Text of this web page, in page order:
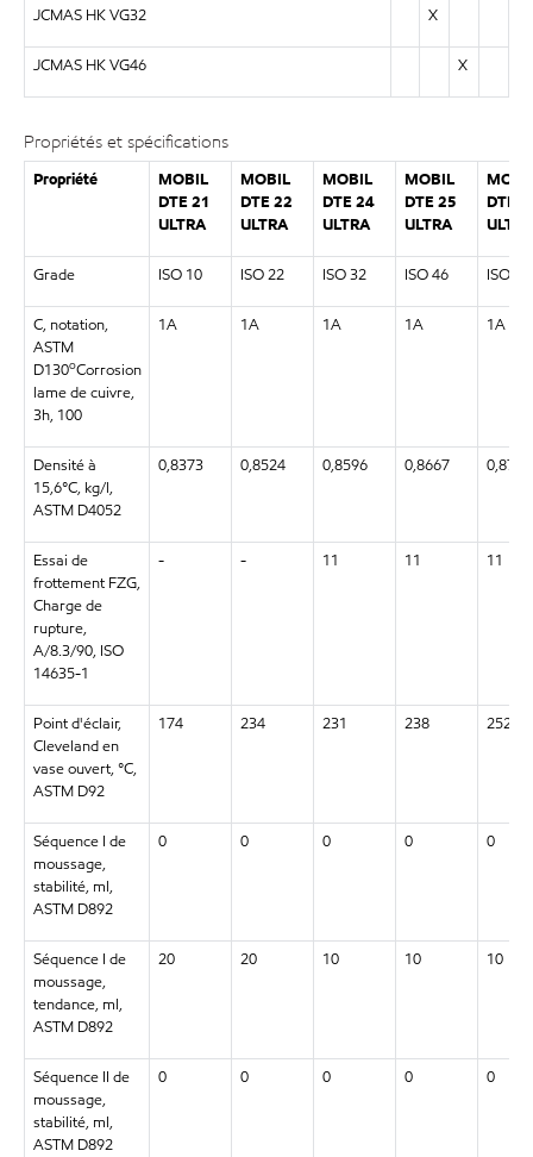
JCMAS HK VG32 X
JCMAS HK VG46 X
Propriétés et spécifications
Propriété
MOBIL
DTE 21
ULTRA
MOBIL
DTE 22
ULTRA
MOBIL
DTE 24
ULTRA
MOBIL
DTE 25
ULTRA
DTE
ULTRA
Grade ISO 10 ISO 22 ISO 32 ISO 46 ISO 68
C, notation,
ASTM
D130oCorrosion
lame de cuivre,
3h, 100
1A 1A 1A 1A 1A
Densité à
15,6°C, kg/l,
ASTM D4052
0,8373 0,8524 0,8596 0,8667 0,8743
Essai de
frottement FZG,
Charge de
rupture,
A/8.3/90, ISO
14635-1
- - 11 11 11
Point d'éclair,
Cleveland en
vase ouvert, °C,
ASTM D92
174 234 231 238 252
Séquence I de
moussage,
stabilité, ml,
ASTM D892
0 0 0 0 0
Séquence I de
moussage,
tendance, ml,
ASTM D892
20 20 10 10 10
Séquence II de
moussage,
stabilité, ml,
ASTM D892
0 0 0 0 0